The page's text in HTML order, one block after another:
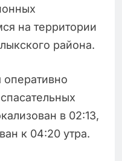
на территории
района.
в 02:13,
к 04:20 утра.